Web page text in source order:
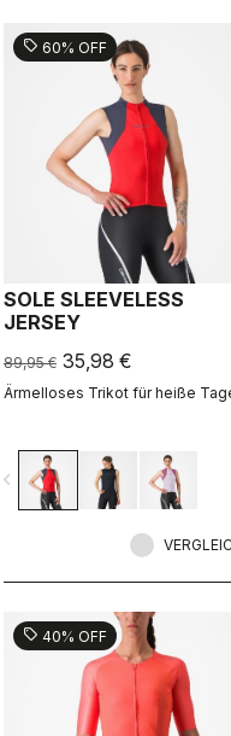
sell 60% OFF
SOLE SLEEVELESS
JERSEY
89,95 € 35,98 €
Ärmelloses Trikot für heiße
sell 40% OFF